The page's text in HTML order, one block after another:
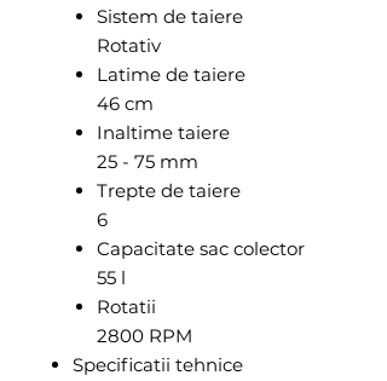
Sistem de taiere
Rotativ
Latime de taiere
46 cm
Inaltime taiere
25 - 75 mm
Trepte de taiere
6
Capacitate sac colector
55 l
Rotatii
2800 RPM
Specificatii tehnice